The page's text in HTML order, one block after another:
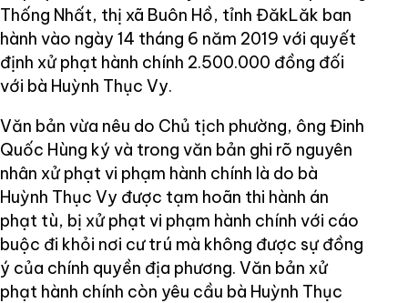
Thống Nhất, thị xã Buôn Hồ, tỉnh ĐăkLăk ban
hành vào ngày 14 tháng 6 năm 2019 với quyết
định xử phạt hành chính 2.500.000 đồng đối
với bà Huỳnh Thục Vy.
Văn bản vừa nêu do Chủ tịch phường, ông Đinh
Quốc Hùng ký và trong văn bản ghi rõ nguyên
nhân xử phạt vi phạm hành chính là do bà
Huỳnh Thục Vy được tạm hoãn thi hành án
phạt tù, bị xử phạt vi phạm hành chính với cáo
buộc đi khỏi nơi cư trú mà không được sự đồng
ý của chính quyền địa phương. Văn bản xử
phạt hành chính còn yêu cầu bà Huỳnh Thục